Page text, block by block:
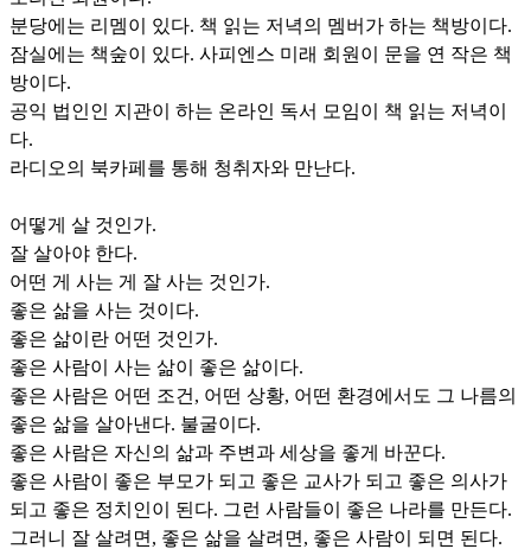
분당에는 리멤이 있다. 책 읽는 저녁의 멤버가 하는 책방이다.
잠실에는 책숲이 있다. 사피엔스 미래 회원이 문을 연 작은 책
방이다.
공익 법인인 지관이 하는 온라인 독서 모임이 책 읽는 저녁이
다.
라디오의 북카페를 통해 청취자와 만난다.
어떻게 살 것인가.
잘 살아야 한다.
어떤 게 사는 게 잘 사는 것인가.
좋은 삶을 사는 것이다.
좋은 삶이란 어떤 것인가.
좋은 사람이 사는 삶이 좋은 삶이다.
좋은 사람은 어떤 조건, 어떤 상황, 어떤 환경에서도 그 나름의
좋은 삶을 살아낸다. 불굴이다.
좋은 사람은 자신의 삶과 주변과 세상을 좋게 바꾼다.
좋은 사람이 좋은 부모가 되고 좋은 교사가 되고 좋은 의사가
되고 좋은 정치인이 된다. 그런 사람들이 좋은 나라를 만든다.
그러니 잘 살려면, 좋은 삶을 살려면, 좋은 사람이 되면 된다.